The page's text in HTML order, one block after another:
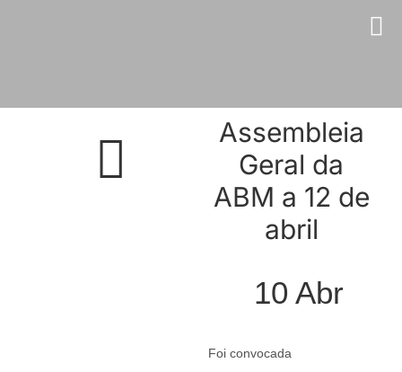
Assembleia
Geral da
ABM a 12 de
abril
10 Abr
Foi convocada